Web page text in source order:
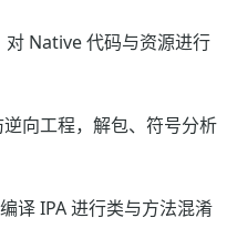
Native 代码与资源进行
向工程，解包、符号分析
译 IPA 进行类与方法混淆